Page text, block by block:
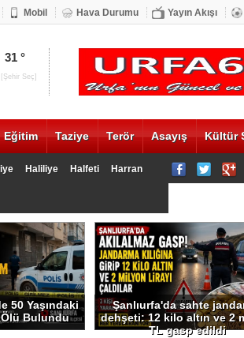
Mobil Hava Durumu Yayın Akışı
ALTIN
1335
[Şehir Seç]
31 °
Eğitim Taziye Terör Asayış Kültür
Haliliye Halfeti Harran
50 Yaşındaki
Bulundu
Şanlıurfa'da sahte
dehşeti: 12 kilo altın ve 2
TL gasp edildi